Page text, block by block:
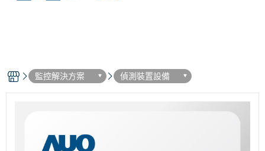
監控解決方案 偵測裝置設備